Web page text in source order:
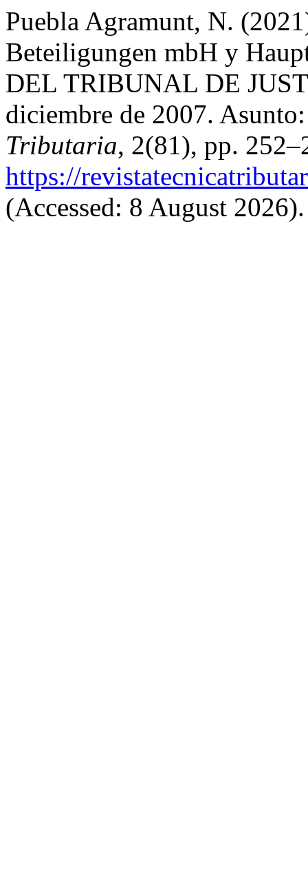
Puebla Agramunt, N.
Beteiligungen mbH y
DEL TRIBUNAL DE
diciembre de 2007.
Tributaria, 2(81), pp.
https://
(Accessed: 8 August 2026).